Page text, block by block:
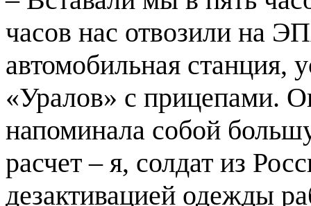
часов нас отвозили на
автомобильная станция,
«Уралов» с прицепами.
напоминала собой
расчет – я, солдат из
дезактивацией одежды